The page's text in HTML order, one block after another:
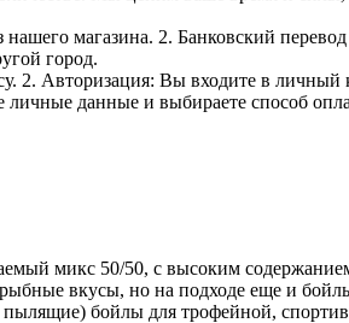
магазина. 2. Банковский
город.
2. Авторизация: Вы входите в
данные и выбираете способ
микс 50/50, с высоким
вкусы, но на подходе еще и
бойлы для трофейной,